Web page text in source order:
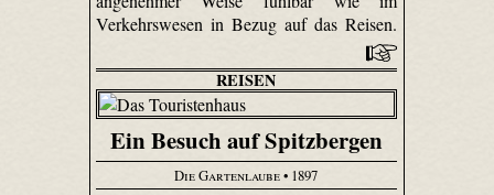
Verkehrswesen in Bezug auf das Reisen.
REISEN
Ein Besuch auf Spitzbergen
Die Gartenlaube• 1897